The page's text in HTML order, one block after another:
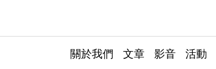
關於我們 文章 影音 活動